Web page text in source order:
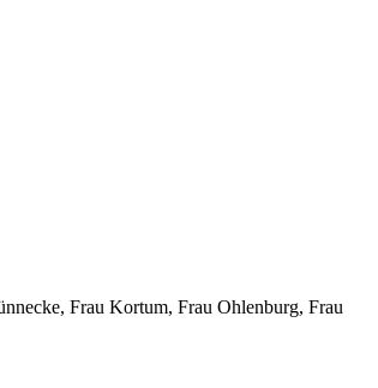
Frau Kortum, Frau Ohlenburg, Frau